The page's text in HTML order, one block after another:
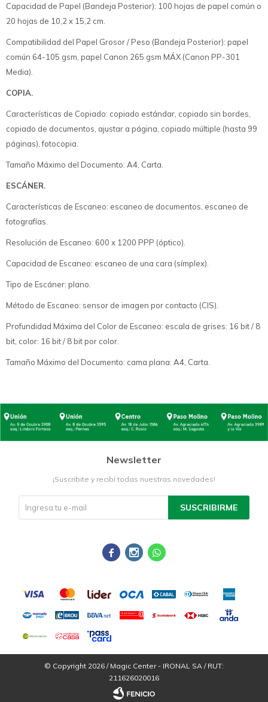
Capacidad de Papel (Bandeja Posterior): 100 hojas de papel común o
20 hojas de 10,2 x 15,2 cm.
Compatibilidad del Papel Grosor / Peso (Bandeja Posterior): papel
común 64-105 gsm, papel Canon 265 gsm MÁX (Canon PP-301
Media).
COPIA.
Características de Copiado: copiado estándar, copiado sin bordes,
copiado de documentos, ajustar a página, copiado múltiple (hasta 99
páginas), fotocopia.
Tamaño Máximo del Documento: A4, Carta.
ESCÁNER.
Características de Escaneo: escaneo de documentos, escaneo de
fotografías.
Resolución de Escaneo: 600 x 1200 PPP (óptico).
Capacidad de Escaneo: escaneo de una cara (símplex).
Tipo de Escáner: plano.
Método de Escaneo: sensor de imagen por contacto (CIS).
Profundidad Máxima del Color de Escaneo: escala de grises: 16 bit / 8
bit, color: 16 bit / 8 bit por color.
Tamaño Máximo del Documento: cama plana: A4, Carta.
Newsletter
¡Suscribite y recibí todas nuestras novedades!
SUSCRIBIRME
  
© Copyright 2026 / Magic Center - IRONAL SA / RUT:
211626020016